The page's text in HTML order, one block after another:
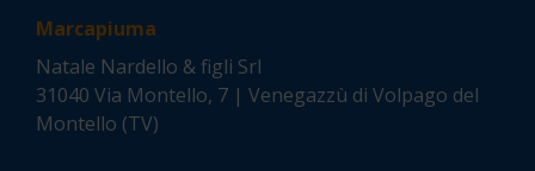
Marcapiuma
Natale Nardello & figli Srl
31040 Via Montello, 7 | Venegazzù di Volpago del
Montello (TV)